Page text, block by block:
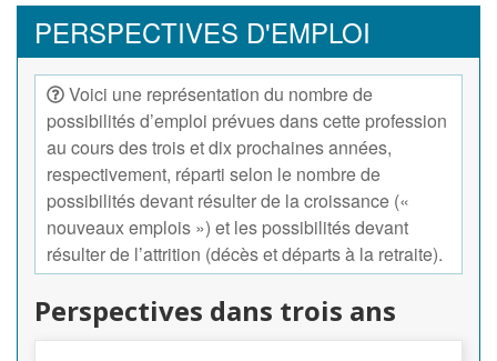
PERSPECTIVES D'EMPLOI
Voici une représentation du nombre de
possibilités d’emploi prévues dans cette profession
au cours des trois et dix prochaines années,
respectivement, réparti selon le nombre de
possibilités devant résulter de la croissance («
nouveaux emplois ») et les possibilités devant
résulter de l’attrition (décès et départs à la retraite).
Perspectives dans trois ans